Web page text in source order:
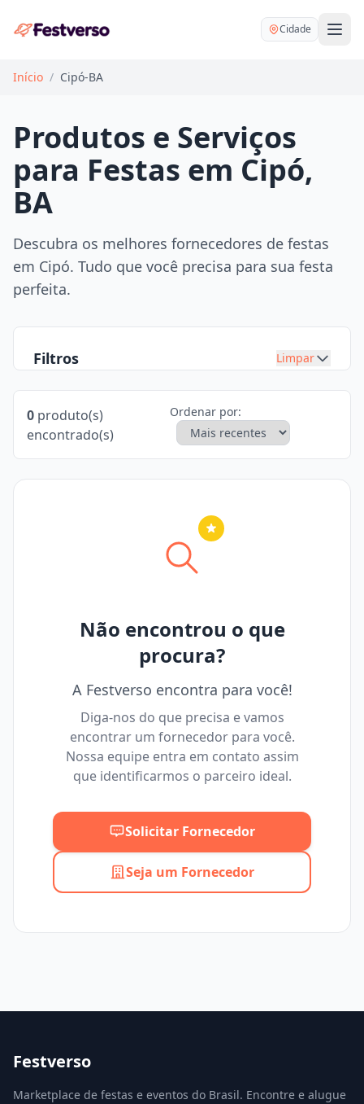
Cidade
Balões delivery
Pegue e Monte
Festa na mesa
Buffet
Início / Cipó-BA
Produtos e Serviços
para Festas em Cipó,
BA
Descubra os melhores fornecedores de festas
em Cipó. Tudo que você precisa para sua festa
perfeita.
Filtros Limpar
Máximo
0 produto(s)
encontrado(s)
Ordenar por:
Não encontrou o que
procura?
A Festverso encontra para você!
Diga-nos do que precisa e vamos
encontrar um fornecedor para você.
Nossa equipe entra em contato assim
que identificarmos o parceiro ideal.
Solicitar Fornecedor
Seja um Fornecedor
Festverso
Marketplace de festas e eventos do Brasil. Encontre e alugue